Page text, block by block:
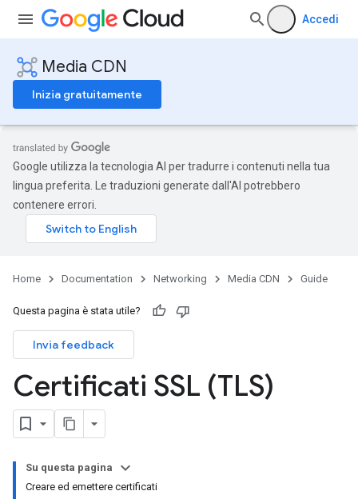
Accedi
Media CDN
Inizia gratuitamente
Google utilizza la tecnologia AI per tradurre i contenuti nella tua
lingua preferita. Le traduzioni generate dall'AI potrebbero
contenere errori.
Home Documentation Networking Media CDN Guide
Questa pagina è stata utile?
Invia feedback
Certificati SSL (TLS)
Su questa pagina
Creare ed emettere certificati